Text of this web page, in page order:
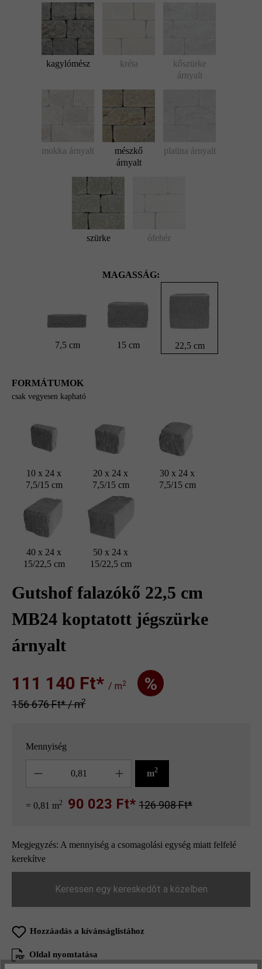
kagylómész kréta
kőszürke
árnyalt
mokka árnyalt
mészkő
árnyalt
platina árnyalt
szürke ófehér
MAGASSÁG:
7,5 cm 15 cm 22,5 cm
FORMÁTUMOK
csak vegyesen kapható
10 x 24 x
7,5/15 cm
20 x 24 x
7,5/15 cm
30 x 24 x
7,5/15 cm
40 x 24 x
15/22,5 cm
50 x 24 x
15/22,5 cm
Gutshof falazókő 22,5 cm
MB24 koptatott jégszürke
árnyalt
111 140 Ft‎‎‎* / m2 %
156 676 Ft‎‎‎* / m2
Mennyiség
m2
= 0,81 m2 90 023 Ft* 126 908 Ft*
Megjegyzés: A mennyiség a csomagolási egység miatt felfelé
kerekítve
Keressen egy kereskedőt a közelben
Hozzáadás a kívánságlistához
Oldal nyomtatása